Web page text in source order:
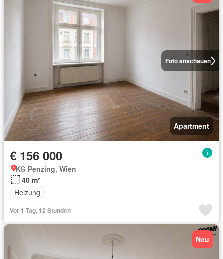
Foto anschauen
Apartment
€ 156 000
KG Penzing, Wien
40 m²
Heizung
Vor 1 Tag, 12 Stunden
Neu